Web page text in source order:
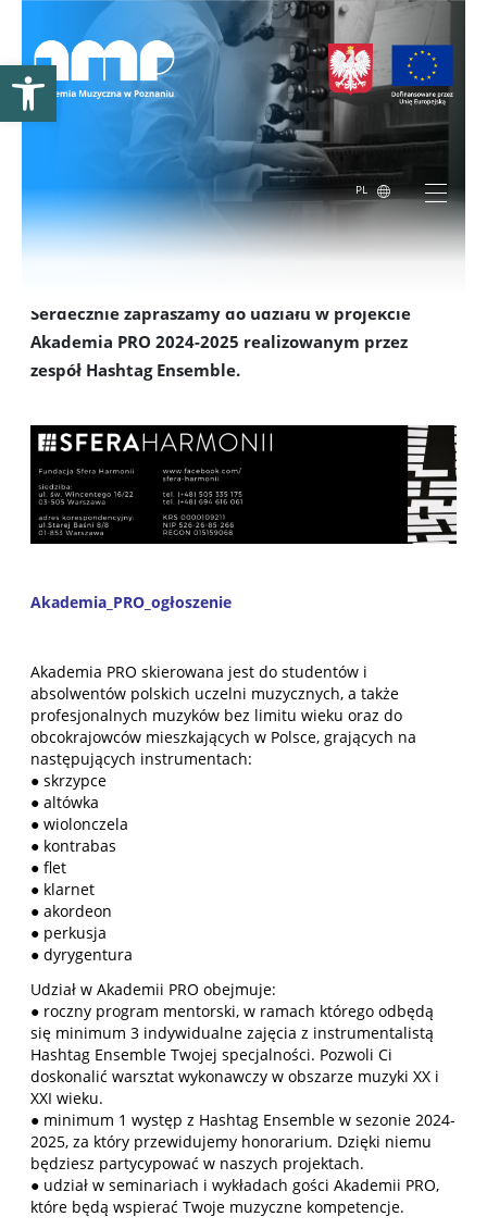
Otwórz pasek narzędzi
PL
Serdecznie zapraszamy do udziału w projekcie
Akademia PRO 2024-2025 realizowanym przez
zespół Hashtag Ensemble.
Akademia_PRO_ogłoszenie
Akademia PRO skierowana jest do studentów i
absolwentów polskich uczelni muzycznych, a także
profesjonalnych muzyków bez limitu wieku oraz do
obcokrajowców mieszkających w Polsce, grających na
następujących instrumentach:
● skrzypce
● altówka
● wiolonczela
● kontrabas
● flet
● klarnet
● akordeon
● perkusja
● dyrygentura
Udział w Akademii PRO obejmuje:
● roczny program mentorski, w ramach którego odbędą
się minimum 3 indywidualne zajęcia z instrumentalistą
Hashtag Ensemble Twojej specjalności. Pozwoli Ci
doskonalić warsztat wykonawczy w obszarze muzyki XX i
XXI wieku.
● minimum 1 występ z Hashtag Ensemble w sezonie 2024-
2025, za który przewidujemy honorarium. Dzięki niemu
będziesz partycypować w naszych projektach.
● udział w seminariach i wykładach gości Akademii PRO,
które będą wspierać Twoje muzyczne kompetencje.